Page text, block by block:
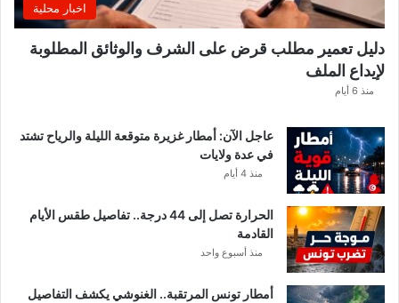
اخبار محلية
دليل تعمير مطلب قرض على الشرف والوثائق المطلوبة
لإيداع الملف
منذ 6 أيام
عاجل الآن: أمطار غزيرة متوقعة الليلة والرياح تشتد
في عدة ولايات
منذ 4 أيام
الحرارة تصل إلى 44 درجة.. تفاصيل طقس الأيام
القادمة
منذ أسبوع واحد
أمطار تونس المرتقبة.. الغنوشي يكشف التفاصيل